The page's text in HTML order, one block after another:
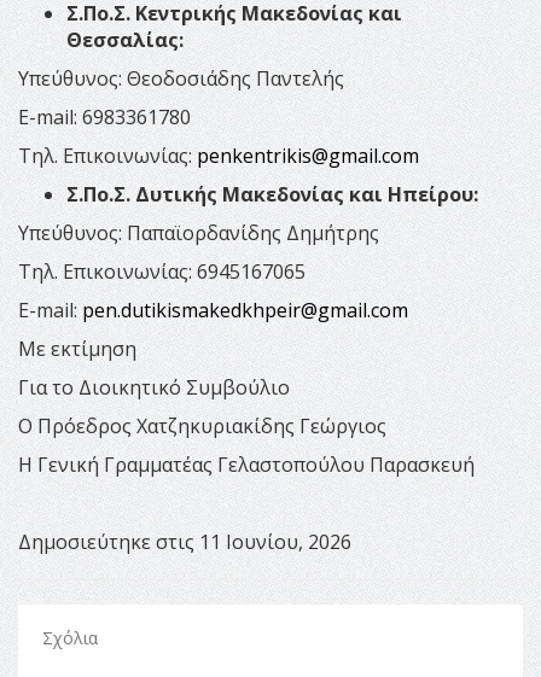
Σ.Πο.Σ. Κεντρικής Μακεδονίας και
Θεσσαλίας:
Υπεύθυνος: Θεοδοσιάδης Παντελής
E-mail: 6983361780
Τηλ. Επικοινωνίας: penkentrikis@gmail.com
Σ.Πο.Σ. Δυτικής Μακεδονίας και Ηπείρου:
Υπεύθυνος: Παπαϊορδανίδης Δημήτρης
Τηλ. Επικοινωνίας: 6945167065
E-mail: pen.dutikismakedkhpeir@gmail.com
Με εκτίμηση
Για το Διοικητικό Συμβούλιο
Ο Πρόεδρος Χατζηκυριακίδης Γεώργιος
Η Γενική Γραμματέας Γελαστοπούλου Παρασκευή
Δημοσιεύτηκε στις 11 Ιουνίου, 2026
Σχόλια